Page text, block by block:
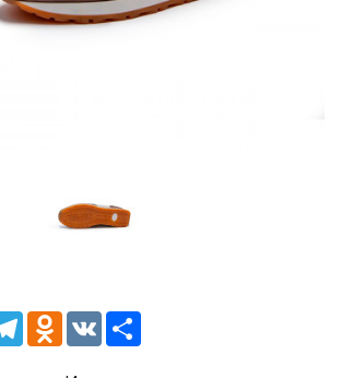
TelegramOdnoklassniki
VK